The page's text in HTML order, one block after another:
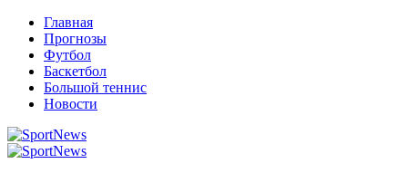
Перейти
содержимому
Главная
Прогнозы
Футбол
Баскетбол
Большой теннис
Новости
Primary